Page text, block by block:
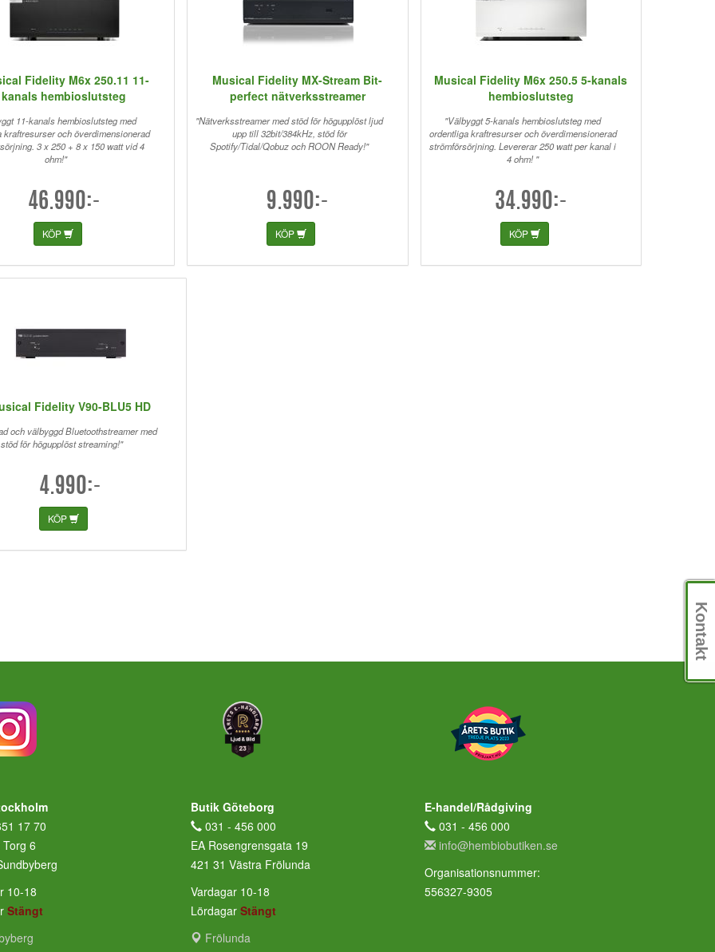
Fidelity M6x 250.11 11-
kanals hembioslutsteg
11-kanals hembioslutsteg med
kraftresurser och överdimensionerad
3 x 250 + 8 x 150 watt vid 4
ohm!"
46.990:-
KÖP
Musical Fidelity MX-Stream Bit-
perfect nätverksstreamer
"Nätverksstreamer med stöd för högupplöst ljud
upp till 32bit/384kHz, stöd för
Spotify/Tidal/Qobuz och ROON Ready!"
9.990:-
KÖP
Musical Fidelity M6x 250.5 5-kanals
hembioslutsteg
"Välbyggt 5-kanals hembioslutsteg med
ordentliga kraftresurser och överdimensionerad
strömförsörjning. Levererar 250 watt per kanal i
4 ohm! "
34.990:-
KÖP
Fidelity V90-BLU5 HD
och välbyggd Bluetoothstreamer med
stöd för högupplöst streaming!"
4.990:-
KÖP
17 70
6
10-18
Stängt
Butik Göteborg
031 - 456 000
EA Rosengrensgata 19
421 31 Västra Frölunda
Vardagar 10-18
Lördagar Stängt
Frölunda
E-handel/Rådgiving
031 - 456 000
info@hembiobutiken.se
Organisationsnummer:
556327-9305
Kontakt